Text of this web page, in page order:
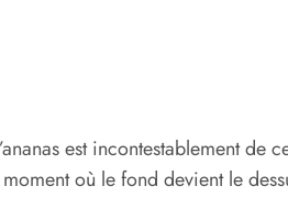
est incontestablement
où le fond devient le